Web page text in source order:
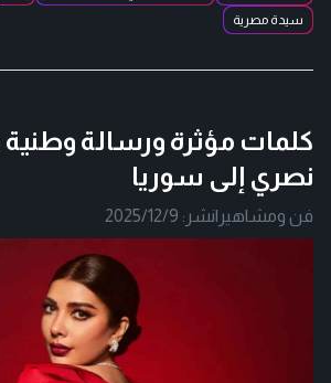
سيدة مصرية
كلمات مؤثرة ورسالة
نصري إلى سوريا
فن ومشاهير |نشر: 2025/12/9